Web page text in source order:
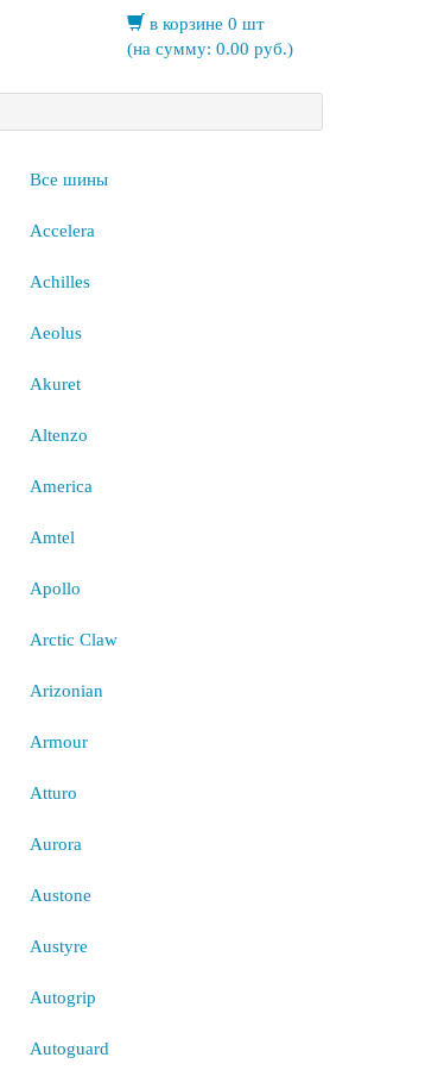
в корзине 0 шт
(на сумму: 0.00 руб.)
Все шины
Accelera
Achilles
Aeolus
Akuret
Altenzo
America
Amtel
Apollo
Arctic Claw
Arizonian
Armour
Atturo
Aurora
Austone
Austyre
Autogrip
Autoguard